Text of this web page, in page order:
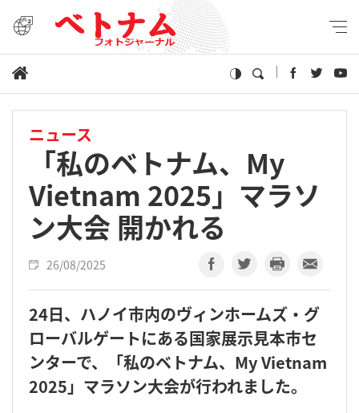
ニュース
「私のベトナム、My
Vietnam 2025」マラソ
ン大会 開かれる
26/08/2025
24日、ハノイ市内のヴィンホームズ・グ
ローバルゲートにある国家展示見本市セ
ンターで、「私のベトナム、My Vietnam
2025」マラソン大会が行われました。